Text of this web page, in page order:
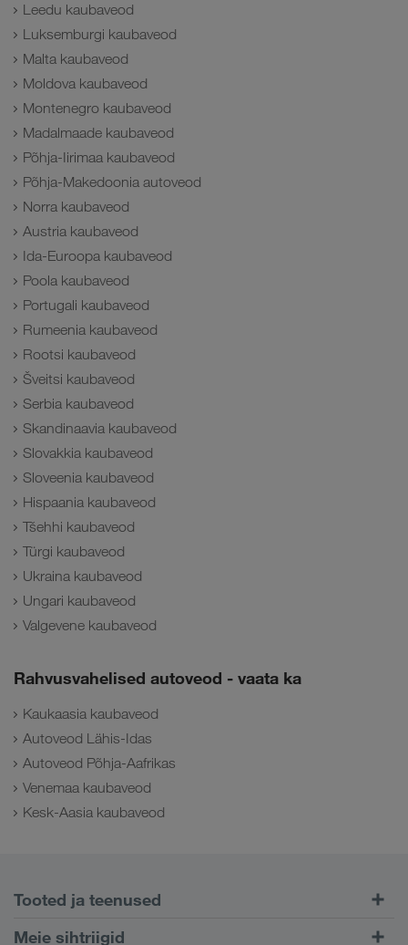
Leedu kaubaveod
Luksemburgi kaubaveod
Malta kaubaveod
Moldova kaubaveod
Montenegro kaubaveod
Madalmaade kaubaveod
Põhja-Iirimaa kaubaveod
Põhja-Makedoonia autoveod
Norra kaubaveod
Austria kaubaveod
Ida-Euroopa kaubaveod
Poola kaubaveod
Portugali kaubaveod
Rumeenia kaubaveod
Rootsi kaubaveod
Šveitsi kaubaveod
Serbia kaubaveod
Skandinaavia kaubaveod
Slovakkia kaubaveod
Sloveenia kaubaveod
Hispaania kaubaveod
Tšehhi kaubaveod
Türgi kaubaveod
Ukraina kaubaveod
Ungari kaubaveod
Valgevene kaubaveod
Rahvusvahelised autoveod - vaata ka
Kaukaasia kaubaveod
Autoveod Lähis-Idas
Autoveod Põhja-Aafrikas
Venemaa kaubaveod
Kesk-Aasia kaubaveod
Tooted ja teenused
Maanteetransport
Meie sihtriigid